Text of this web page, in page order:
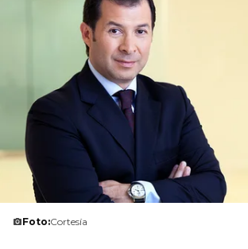
Foto:Cortesía